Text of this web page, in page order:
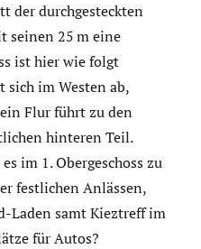
der durchgesteckten
seinen 25 m eine
ist hier wie folgt
sich im Westen ab,
Flur führt zu den
hinteren Teil.
im 1. Obergeschoss zu
festlichen Anlässen,
Laden samt Kieztreff im
für Autos?